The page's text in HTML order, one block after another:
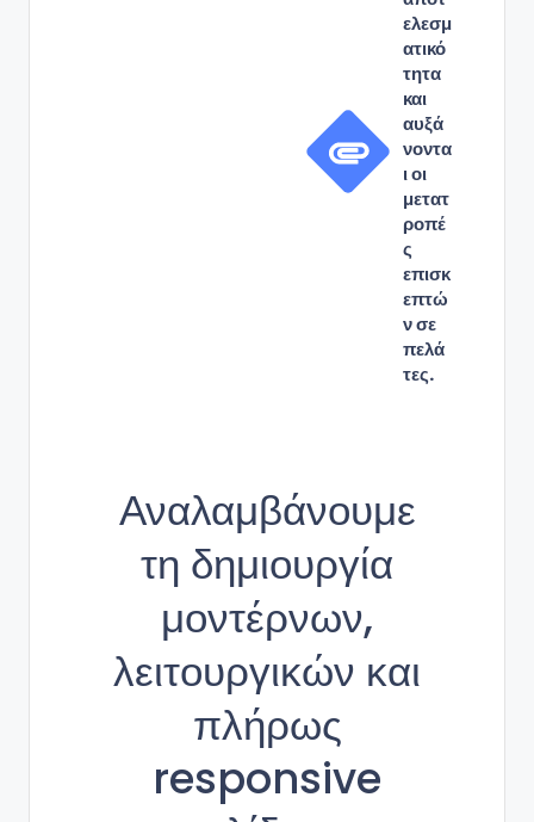
ελεσμ
ατικό
τητα
και
αυξά
νοντα
ι οι
μετατ
ροπέ
ς
επισκ
επτώ
ν σε
πελά
τες.
Αναλαμβάνουμε
τη δημιουργία
μοντέρνων,
λειτουργικών και
πλήρως
responsive